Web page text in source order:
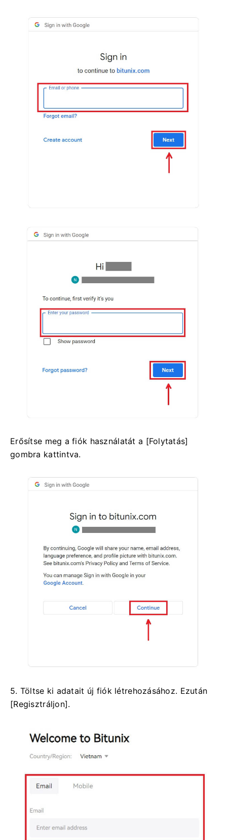
Erősítse meg a fiók használatát a [Folytatás]
gombra kattintva.
5. Töltse ki adatait új fiók létrehozásához. Ezután
[Regisztráljon].